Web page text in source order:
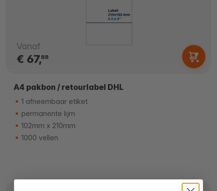
Vanaf
€ 67,88
A4 pakbon / retourlabel DHL
1 afneembaar etiket
permanente lijm
102mm x 210mm
1000 vellen